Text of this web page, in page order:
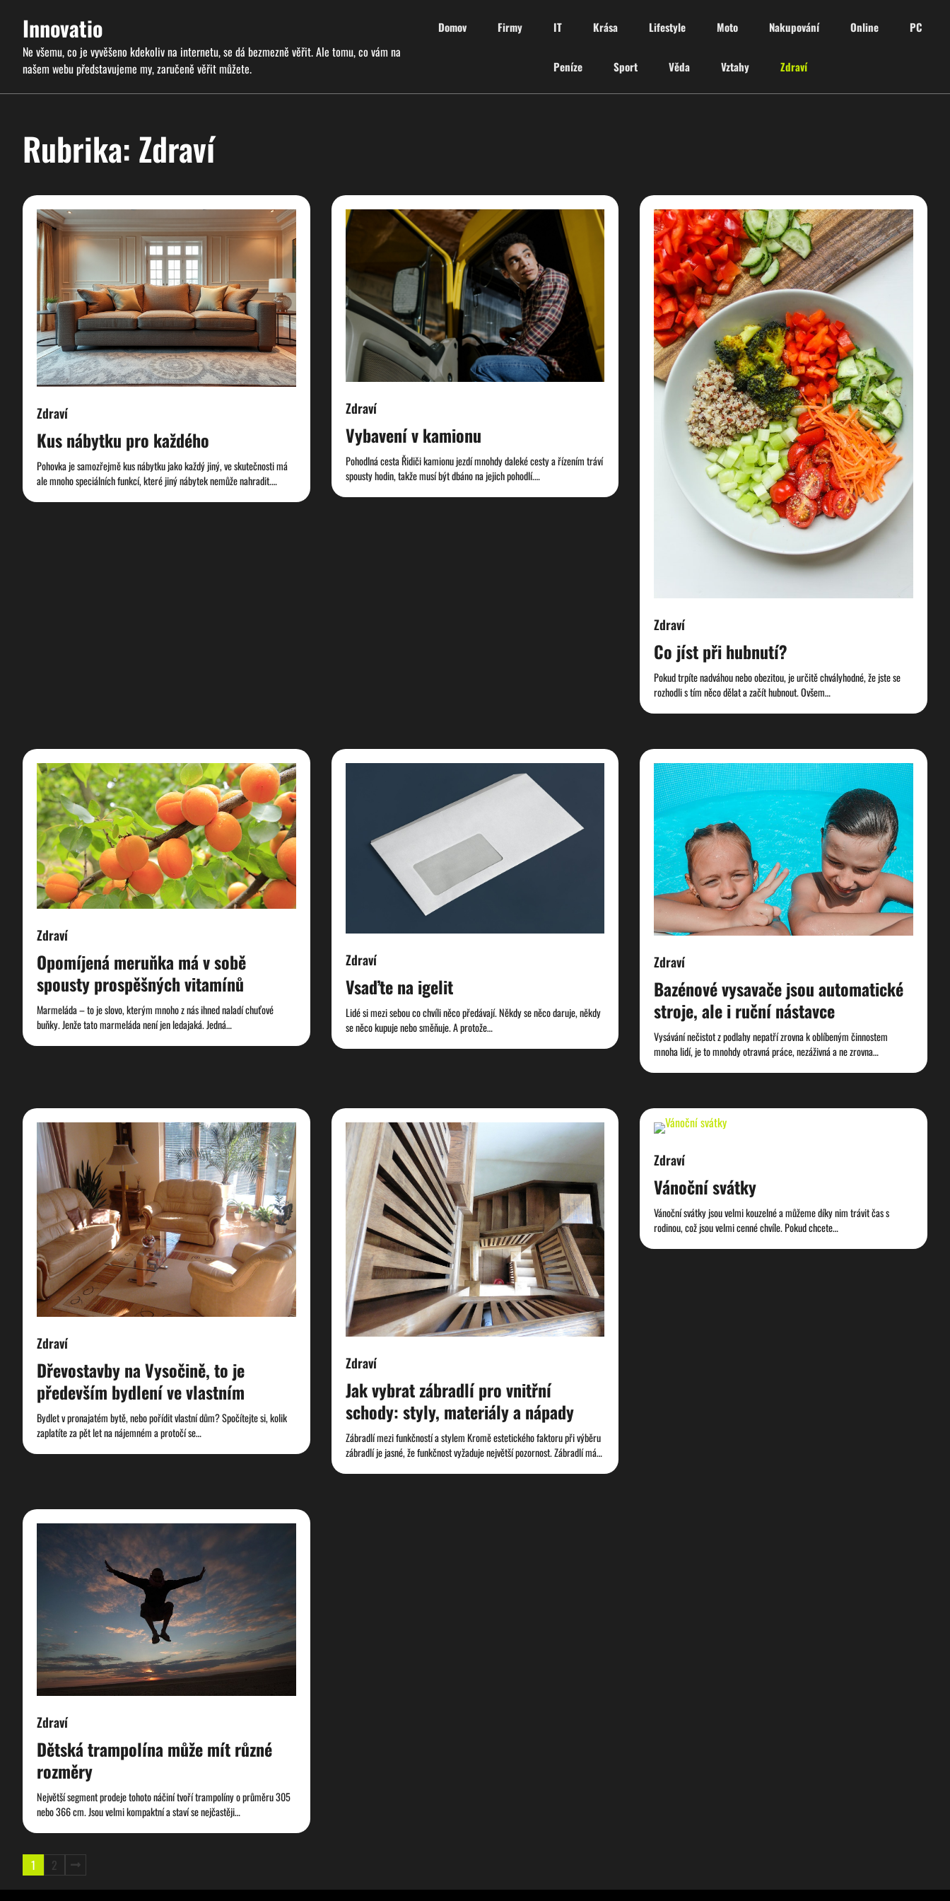
contentInnovatio
Ne všemu, co je vyvěšeno kdekoliv na internetu, se dá bezmezně věřit. Ale tomu, co vám na
našem webu představujeme my, zaručeně věřit můžete.
Domov Firmy IT Krása Lifestyle Moto Nakupování Online PC
Peníze Sport Věda Vztahy Zdraví
Rubrika: Zdraví
Zdraví
Kus nábytku pro každého
Pohovka je samozřejmě kus nábytku jako každý jiný, ve skutečnosti má
ale mnoho speciálních funkcí, které jiný nábytek nemůže nahradit.…
Zdraví
Vybavení v kamionu
Pohodlná cesta Řidiči kamionu jezdí mnohdy daleké cesty a řízením tráví
spousty hodin, takže musí být dbáno na jejich pohodlí.…
Zdraví
Co jíst při hubnutí?
Pokud trpíte nadváhou nebo obezitou, je určitě chvályhodné, že jste se
rozhodli s tím něco dělat a začít hubnout. Ovšem…
Zdraví
Opomíjená meruňka má v sobě
spousty prospěšných vitamínů
Marmeláda – to je slovo, kterým mnoho z nás ihned naladí chuťové
buňky. Jenže tato marmeláda není jen ledajaká. Jedná…
Zdraví
Vsaďte na igelit
Lidé si mezi sebou co chvíli něco předávají. Někdy se něco daruje, někdy
se něco kupuje nebo směňuje. A protože…
Zdraví
Bazénové vysavače jsou automatické
stroje, ale i ruční nástavce
Vysávání nečistot z podlahy nepatří zrovna k oblíbeným činnostem
mnoha lidí, je to mnohdy otravná práce, nezáživná a ne zrovna…
Zdraví
Dřevostavby na Vysočině, to je
především bydlení ve vlastním
Bydlet v pronajatém bytě, nebo pořídit vlastní dům? Spočítejte si, kolik
zaplatíte za pět let na nájemném a protočí se…
Zdraví
Jak vybrat zábradlí pro vnitřní
schody: styly, materiály a nápady
Zábradlí mezi funkčností a stylem Kromě estetického faktoru při výběru
zábradlí je jasné, že funkčnost vyžaduje největší pozornost. Zábradlí má…
Zdraví
Vánoční svátky
Vánoční svátky jsou velmi kouzelné a můžeme díky nim trávit čas s
rodinou, což jsou velmi cenné chvíle. Pokud chcete…
Zdraví
Dětská trampolína může mít různé
rozměry
Největší segment prodeje tohoto náčiní tvoří trampolíny o průměru 305
nebo 366 cm. Jsou velmi kompaktní a staví se nejčastěji…
Stránkování
příspěvků
1 2